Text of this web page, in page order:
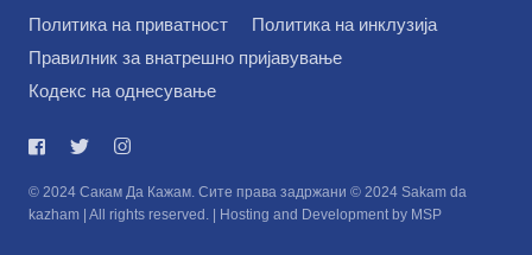
Политика на приватност
Политика на инклузија
Правилник за внатрешно пријавување
Кодекс на однесување
© 2024 Сакам Да Кажам. Сите права задржани © 2024 Sakam da
kazham | All rights reserved. | Hosting and Development by MSP